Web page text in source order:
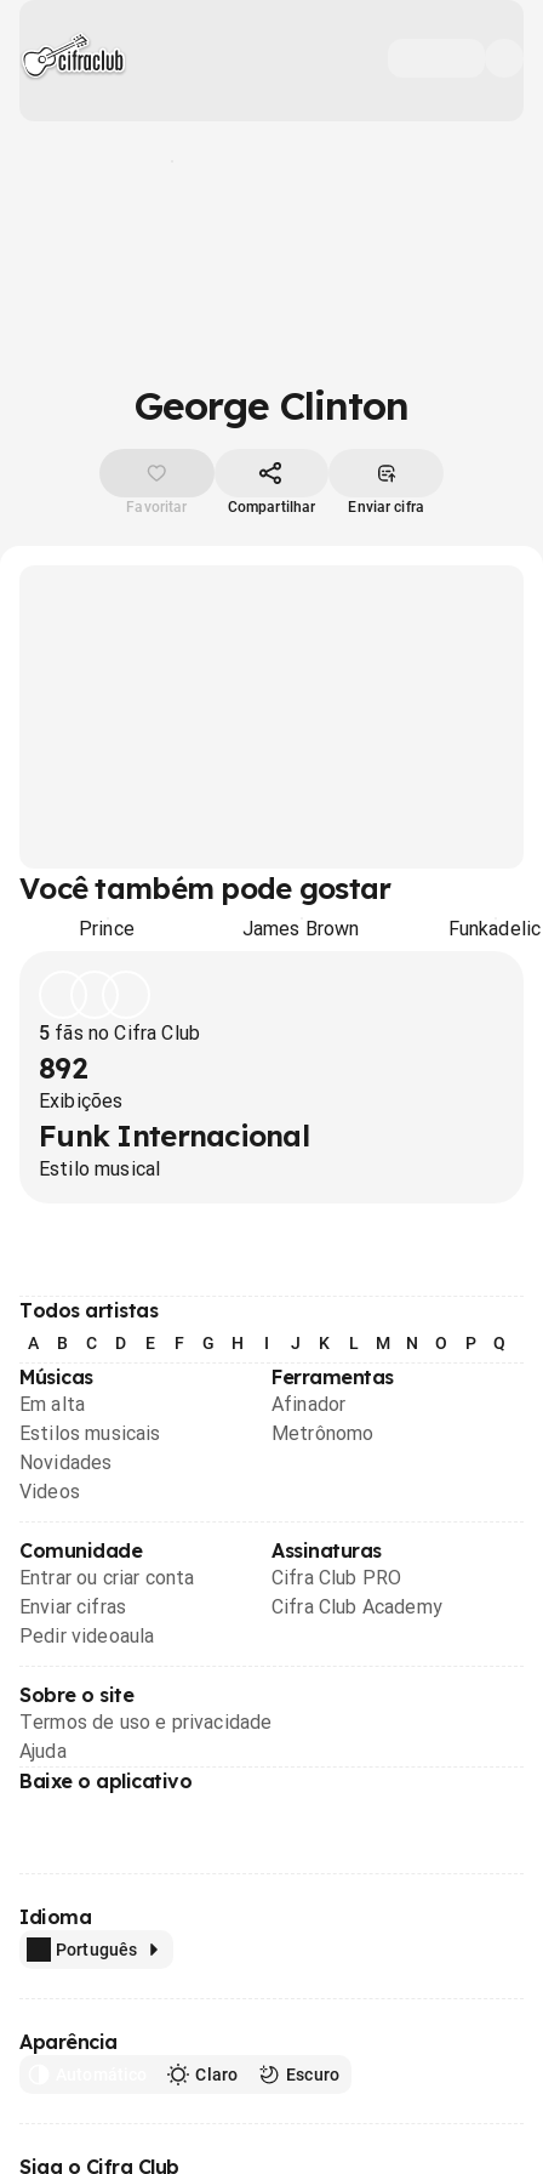
George Clinton
Favoritar Compartilhar Enviar cifra
Você também pode gostar
Prince James Brown Funkadelic
5 fãs no Cifra Club
892
Exibições
Funk Internacional
Estilo musical
Todos artistas
A B C D E F G H I J K L M N O P Q
Músicas
Em alta
Estilos musicais
Novidades
Videos
Ferramentas
Afinador
Metrônomo
Comunidade
Entrar ou criar conta
Enviar cifras
Pedir videoaula
Assinaturas
Cifra Club PRO
Cifra Club Academy
Sobre o site
Termos de uso e privacidade
Ajuda
Baixe o aplicativo
Idioma
Português
Aparência
Claro Escuro
Siga o Cifra Club